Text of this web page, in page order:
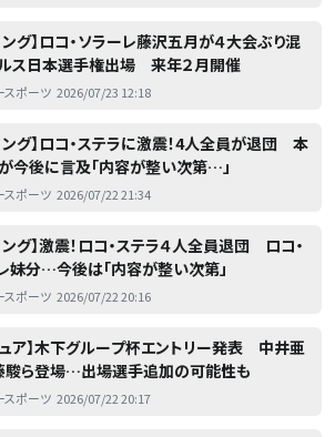
ング】ロコ・ソラーレ藤沢五月が４大会ぶり混
ス日本選手権出場 来年２月開催
スポーツ 2026/07/23 12:18
ング】ロコ・ステラに激震！4人全員が退団 本
今後に言及「内容が整い次第…」
スポーツ 2026/07/22 21:34
ング】激震！ロコ・ステラ４人全員退団 ロコ・
妹分…今後は「内容が整い次第」
スポーツ 2026/07/22 20:16
ュア】木下グループ杯エントリー発表 中井亜
駿ら登場…出場選手追加の可能性も
スポーツ 2026/07/22 20:17